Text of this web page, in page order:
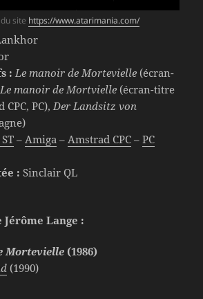
site https://www.atarimania.com/
: Le manoir de Mortevielle (écran-
Le manoir de Mortvielle (écran-titre
CPC, PC),Der Landsitz von
–Amiga –Amstrad CPC –PC
: Sinclair QL
Jérôme Lange :
Mortevielle (1986)
(1990)